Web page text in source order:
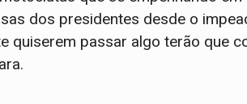
dos presidentes desde o
quiserem passar algo terão que